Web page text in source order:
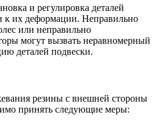
и регулировка деталей
к их деформации. Неправильно
или неправильно
могут вызвать неравномерный
деталей подвески.
резины с внешней стороны
принять следующие меры: